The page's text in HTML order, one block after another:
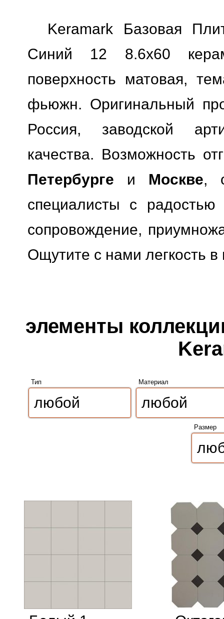
Keramark Базовая
Синий 12 8.6x60
поверхность матовая,
фьюжн. Оригинальный
Россия, заводской
качества. Возможность
Петербурге и Москве,
специалисты с радостью
сопровождение,
Ощутите с нами легкость
элементы
Тип Материал
Размер